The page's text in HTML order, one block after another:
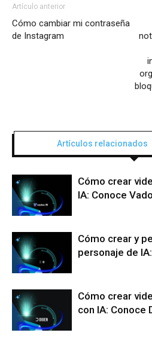
Artículo anterior
Cómo cambiar mi contraseña
de Instagram
Artículos relacionados
Cómo crear
IA: Conoce
Cómo crear y
personaje de
Cómo crear
con IA: Conoce